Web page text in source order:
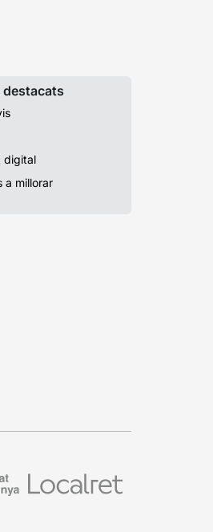
destacats
digital
a millorar